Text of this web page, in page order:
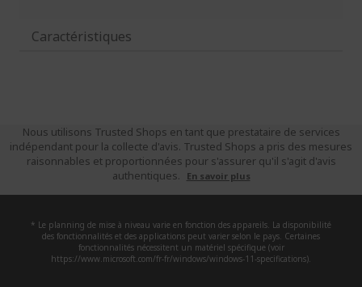
Caractéristiques
Nous utilisons Trusted Shops en tant que prestataire de services
indépendant pour la collecte d'avis. Trusted Shops a pris des mesures
raisonnables et proportionnées pour s'assurer qu'il s'agit d'avis
authentiques.
En savoir plus
* Le planning de mise à niveau varie en fonction des appareils. La disponibilité
des fonctionnalités et des applications peut varier selon le pays. Certaines
fonctionnalités nécessitent un matériel spécifique (voir
https://www.microsoft.com/fr-fr/windows/windows-11-specifications).